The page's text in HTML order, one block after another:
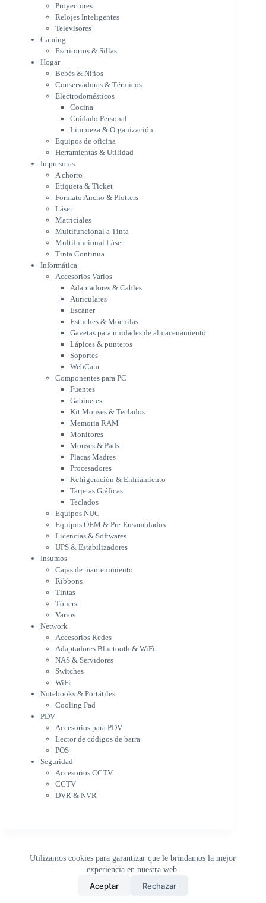
Utilizamos cookies para garantizar que le brindamos la mejor
experiencia en nuestra web.
Aceptar Rechazar
Electrodomésticos
Cocina
Cuidado Personal
Limpieza & Organización
Equipos de oficina
Herramientas & Utilidad
Impresoras
A chorro
Etiqueta & Ticket
Formato Ancho & Plotters
Láser
Matriciales
Multifuncional a Tinta
Multifuncional Láser
Tinta Continua
Informática
Accesorios Varios
Adaptadores & Cables
Auriculares
Escáner
Estuches & Mochilas
Gavetas para unidades de
almacenamiento
Lápices & punteros
Soportes
WebCam
Componentes para PC
Fuentes
Gabinetes
Kit Mouses & Teclados
Memoria RAM
Monitores
Mouses & Pads
Placas Madres
Procesadores
Refrigeración & Enfriamiento
Tarjetas Gráficas
Teclados
Equipos NUC
Equipos OEM & Pre-Ensamblados
Licencias & Softwares
UPS & Estabilizadores
Insumos
Cajas de mantenimiento
Ribbons
Tintas
Tóners
Varios
Network
Accesorios Redes
Adaptadores Bluetooth & WiFi
NAS & Servidores
Switches
WiFi
Notebooks & Portátiles
Cargador para notebook
Cooling Pad
PDV
Accesorios para PDV
Lector de códigos de barra
POS
Seguridad
Accesorios CCTV
CCTV
DVR & NVR
Sin categorizar
Proyectores
Relojes Inteligentes
Televisores
Gaming
Escritorios & Sillas
Hogar
Bebés & Niños
Conservadoras & Térmicos
Electrodomésticos
Cocina
Cuidado Personal
Limpieza & Organización
Equipos de oficina
Herramientas & Utilidad
Impresoras
A chorro
Etiqueta & Ticket
Formato Ancho & Plotters
Láser
Matriciales
Multifuncional a Tinta
Multifuncional Láser
Tinta Continua
Informática
Accesorios Varios
Adaptadores & Cables
Auriculares
Escáner
Estuches & Mochilas
Gavetas para unidades de almacenamiento
Lápices & punteros
Soportes
WebCam
Componentes para PC
Fuentes
Gabinetes
Kit Mouses & Teclados
Memoria RAM
Monitores
Mouses & Pads
Placas Madres
Procesadores
Refrigeración & Enfriamiento
Tarjetas Gráficas
Teclados
Equipos NUC
Equipos OEM & Pre-Ensamblados
Licencias & Softwares
UPS & Estabilizadores
Insumos
Cajas de mantenimiento
Ribbons
Tintas
Tóners
Varios
Network
Accesorios Redes
Adaptadores Bluetooth & WiFi
NAS & Servidores
Switches
WiFi
Notebooks & Portátiles
Cooling Pad
PDV
Accesorios para PDV
Lector de códigos de barra
POS
Seguridad
Accesorios CCTV
CCTV
DVR & NVR